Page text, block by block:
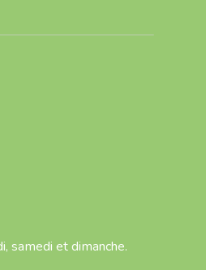
samedi et dimanche.